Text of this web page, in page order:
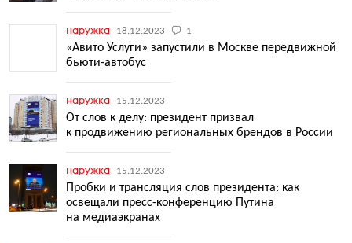
наружка 18.12.2023 1
«Авито Услуги» запустили в Москве передвижной
бьюти-автобус
наружка 15.12.2023
От слов к делу: президент призвал
к продвижению региональных брендов в России
наружка 15.12.2023
Пробки и трансляция слов президента: как
освещали пресс-конференцию Путина
на медиаэкранах